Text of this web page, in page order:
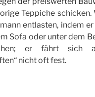
Teppiche schicken.
entlasten, indem
Sofa oder unter dem
er fährt sich
nicht oft fest.